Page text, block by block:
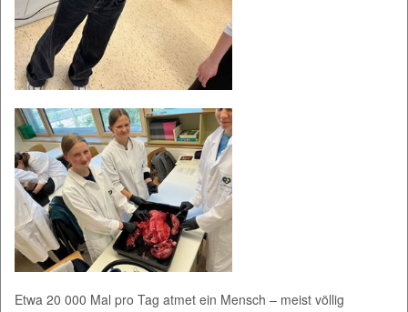
Etwa 20 000 Mal pro Tag atmet ein Mensch – meist völlig